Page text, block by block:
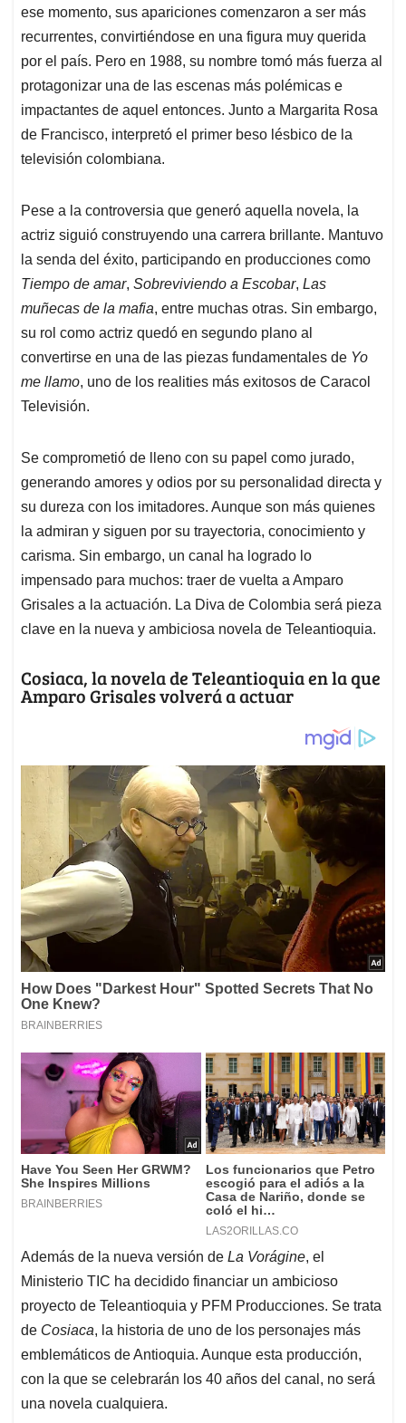
p
p
o
k
I
n
s
ese momento, sus apariciones comenzaron a ser más
recurrentes, convirtiéndose en una figura muy querida
por el país. Pero en 1988, su nombre tomó más fuerza al
protagonizar una de las escenas más polémicas e
impactantes de aquel entonces. Junto a Margarita Rosa
de Francisco, interpretó el primer beso lésbico de la
televisión colombiana.
Pese a la controversia que generó aquella novela, la
actriz siguió construyendo una carrera brillante. Mantuvo
la senda del éxito, participando en producciones como
Tiempo de amar, Sobreviviendo a Escobar, Las
muñecas de la mafia, entre muchas otras. Sin embargo,
su rol como actriz quedó en segundo plano al
convertirse en una de las piezas fundamentales de Yo
me llamo, uno de los realities más exitosos de Caracol
Televisión.
Se comprometió de lleno con su papel como jurado,
generando amores y odios por su personalidad directa y
su dureza con los imitadores. Aunque son más quienes
la admiran y siguen por su trayectoria, conocimiento y
carisma. Sin embargo, un canal ha logrado lo
impensado para muchos: traer de vuelta a Amparo
Grisales a la actuación. La Diva de Colombia será pieza
clave en la nueva y ambiciosa novela de Teleantioquia.
Cosiaca, la novela de Teleantioquia en la que
Amparo Grisales volverá a actuar
Además de la nueva versión de La Vorágine, el
Ministerio TIC ha decidido financiar un ambicioso
proyecto de Teleantioquia y PFM Producciones. Se trata
de Cosiaca, la historia de uno de los personajes más
emblemáticos de Antioquia. Aunque esta producción,
con la que se celebrarán los 40 años del canal, no será
una novela cualquiera.